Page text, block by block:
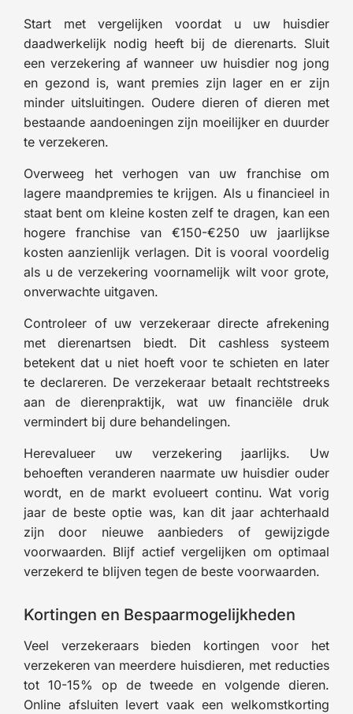
Start met vergelijken voordat u uw huisdier
daadwerkelijk nodig heeft bij de dierenarts. Sluit
een verzekering af wanneer uw huisdier nog jong
en gezond is, want premies zijn lager en er zijn
minder uitsluitingen. Oudere dieren of dieren met
bestaande aandoeningen zijn moeilijker en duurder
te verzekeren.
Overweeg het verhogen van uw franchise om
lagere maandpremies te krijgen. Als u financieel in
staat bent om kleine kosten zelf te dragen, kan een
hogere franchise van €150-€250 uw jaarlijkse
kosten aanzienlijk verlagen. Dit is vooral voordelig
als u de verzekering voornamelijk wilt voor grote,
onverwachte uitgaven.
Controleer of uw verzekeraar directe afrekening
met dierenartsen biedt. Dit cashless systeem
betekent dat u niet hoeft voor te schieten en later
te declareren. De verzekeraar betaalt rechtstreeks
aan de dierenpraktijk, wat uw financiële druk
vermindert bij dure behandelingen.
Herevalueer uw verzekering jaarlijks. Uw
behoeften veranderen naarmate uw huisdier ouder
wordt, en de markt evolueert continu. Wat vorig
jaar de beste optie was, kan dit jaar achterhaald
zijn door nieuwe aanbieders of gewijzigde
voorwaarden. Blijf actief vergelijken om optimaal
verzekerd te blijven tegen de beste voorwaarden.
Kortingen en Bespaarmogelijkheden
Veel verzekeraars bieden kortingen voor het
verzekeren van meerdere huisdieren, met reducties
tot 10-15% op de tweede en volgende dieren.
Online afsluiten levert vaak een welkomstkorting